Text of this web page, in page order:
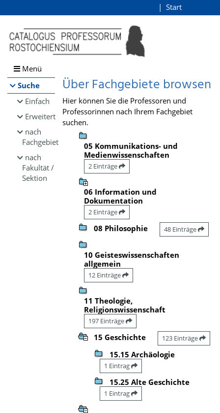
Browsen
direkt zum Inhalt
Start
Menü
Suche
Einfach
Erweitert
nach
Fachgebiet
nach
Fakultät /
Sektion
Über Fachgebiete browsen
Hier können Sie die Professoren und
Professorinnen nach Ihrem Fachgebiet
suchen.
05 Kommunikations- und
Medienwissenschaften
2 Einträge
06 Information und
Dokumentation
2 Einträge
08 Philosophie 48 Einträge
10 Geisteswissenschaften
allgemein
12 Einträge
11 Theologie,
Religionswissenschaft
197 Einträge
15 Geschichte 123 Einträge
15.15 Archäologie
1 Eintrag
15.25 Alte Geschichte
1 Eintrag